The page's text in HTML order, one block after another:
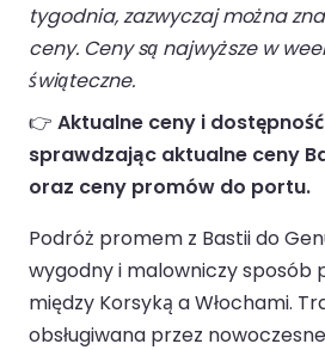
tygodnia, zazwyczaj można
ceny. Ceny są najwyższe w
świąteczne.
👉 Aktualne ceny i
sprawdzając aktualne ceny
oraz ceny promów do portu.
Podróż promem z Bastii do
wygodny i malowniczy sposób
między Korsyką a Włochami.
obsługiwana przez